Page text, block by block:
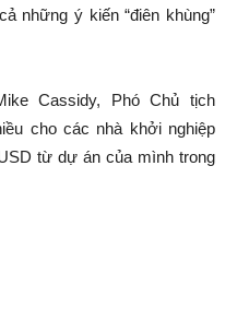
những ý kiến “điên khùng”
Cassidy, Phó Chủ tịch
cho các nhà khởi nghiệp
từ dự án của mình trong